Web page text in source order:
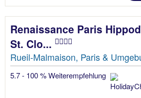
Renaissance Paris
St. Clo...
Rueil-Malmaison, Paris &
5.7 - 100 % Weiterempfehlung